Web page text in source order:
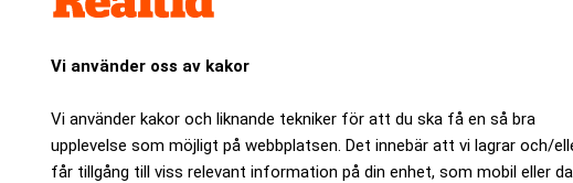
Vi använder oss av kakor
Vi använder kakor och liknande tekniker för att du ska få en så bra
upplevelse som möjligt på webbplatsen. Det innebär att vi lagrar och/
får tillgång till viss relevant information på din enhet, som mobil eller
Verizon har i hundratals fall avslöjat information om
ANNONS